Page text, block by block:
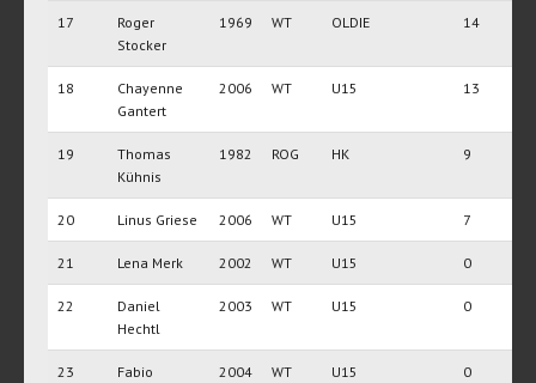
17
Roger
Stocker
1969 WT OLDIE 14
18
Chayenne
Gantert
2006 WT U15 13
19
Thomas
Kühnis
1982 ROG HK 9
20 Linus Griese 2006 WT U15 7
21 Lena Merk 2002 WT U15 0
22
Daniel
Hechtl
2003 WT U15 0
23 Fabio 2004 WT U15 0